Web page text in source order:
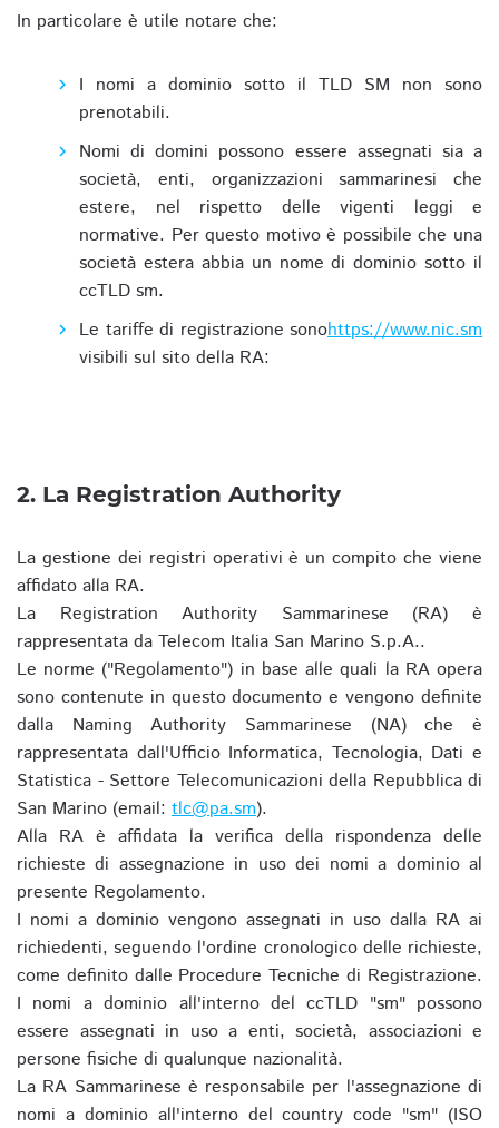
In particolare è utile notare che:
I nomi a dominio sotto il TLD SM non sono
prenotabili.
Nomi di domini possono essere assegnati sia a
società, enti, organizzazioni sammarinesi che
estere, nel rispetto delle vigenti leggi e
normative. Per questo motivo è possibile che una
società estera abbia un nome di dominio sotto il
ccTLD sm.
Le tariffe di registrazione sono
visibili sul sito della RA:
https://www.nic.sm
2. La Registration Authority
La gestione dei registri operativi è un compito che viene
affidato alla RA.
La Registration Authority Sammarinese (RA) è
rappresentata da Telecom Italia San Marino S.p.A..
Le norme ("Regolamento") in base alle quali la RA opera
sono contenute in questo documento e vengono definite
dalla Naming Authority Sammarinese (NA) che è
rappresentata dall'Ufficio Informatica, Tecnologia, Dati e
Statistica - Settore Telecomunicazioni della Repubblica di
San Marino (email: tlc@pa.sm).
Alla RA è affidata la verifica della rispondenza delle
richieste di assegnazione in uso dei nomi a dominio al
presente Regolamento.
I nomi a dominio vengono assegnati in uso dalla RA ai
richiedenti, seguendo l'ordine cronologico delle richieste,
come definito dalle Procedure Tecniche di Registrazione.
I nomi a dominio all'interno del ccTLD "sm" possono
essere assegnati in uso a enti, società, associazioni e
persone fisiche di qualunque nazionalità.
La RA Sammarinese è responsabile per l'assegnazione di
nomi a dominio all'interno del country code "sm" (ISO